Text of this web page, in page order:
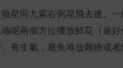
狼星同九紫右弼星飛去邊。
呢兩個方位擺放鮮花（最
有生氣，避免堆放雜物或